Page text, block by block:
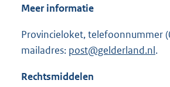
Meer informatie
Provincieloket, telefoonnummer
mailadres: post@gelderland.nl.
Rechtsmiddelen